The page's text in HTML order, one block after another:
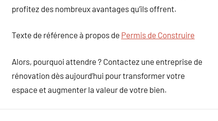
profitez des nombreux avantages qu’ils offrent.
Texte de référence à propos de Permis de Construire
Alors, pourquoi attendre ? Contactez une entreprise de
rénovation dès aujourd’hui pour transformer votre
espace et augmenter la valeur de votre bien.